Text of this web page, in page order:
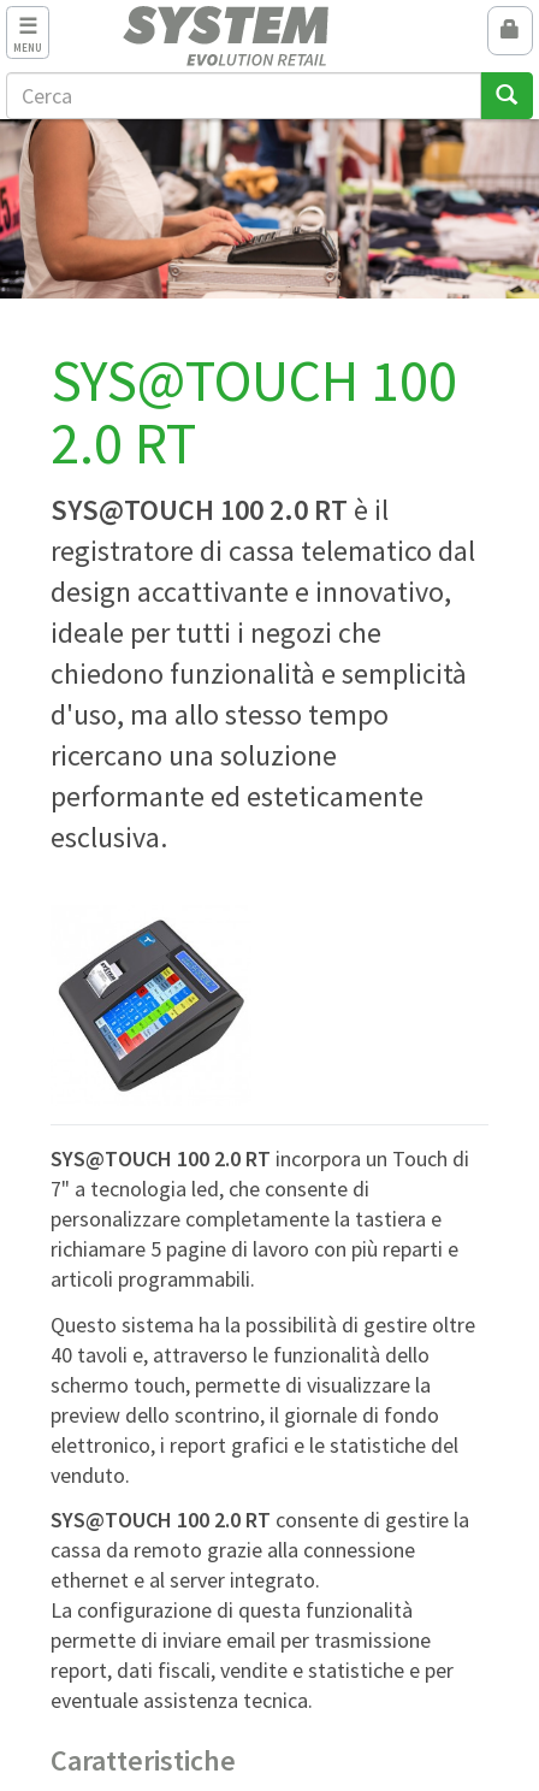
MENU
SYS@TOUCH 100
2.0 RT
SYS@TOUCH 100 2.0 RT è il
registratore di cassa telematico dal
design accattivante e innovativo,
ideale per tutti i negozi che
chiedono funzionalità e semplicità
d'uso, ma allo stesso tempo
ricercano una soluzione
performante ed esteticamente
esclusiva.
SYS@TOUCH 100 2.0 RT incorpora un Touch di
7" a tecnologia led, che consente di
personalizzare completamente la tastiera e
richiamare 5 pagine di lavoro con più reparti e
articoli programmabili.
Questo sistema ha la possibilità di gestire oltre
40 tavoli e, attraverso le funzionalità dello
schermo touch, permette di visualizzare la
preview dello scontrino, il giornale di fondo
elettronico, i report grafici e le statistiche del
venduto.
SYS@TOUCH 100 2.0 RT consente di gestire la
cassa da remoto grazie alla connessione
ethernet e al server integrato.
La configurazione di questa funzionalità
permette di inviare email per trasmissione
report, dati fiscali, vendite e statistiche e per
eventuale assistenza tecnica.
Caratteristiche